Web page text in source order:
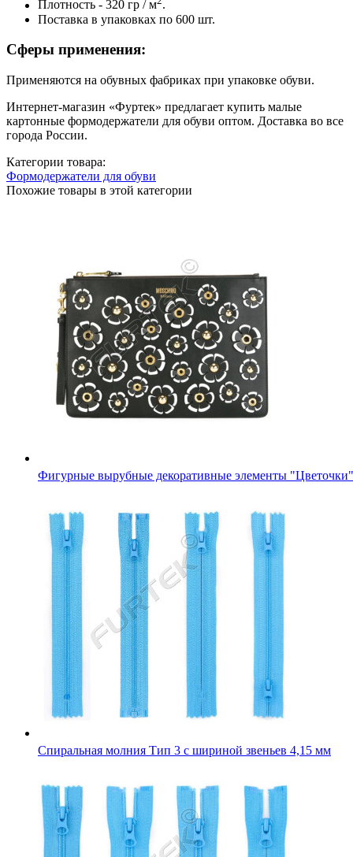
Плотность - 320 гр / м .
Поставка в упаковках по 600 шт.
Сферы применения:
Применяются на обувных фабриках при упаковке обуви.
Интернет-магазин «Фуртек» предлагает купить малые
картонные формодержатели для обуви оптом. Доставка во все
города России.
Категории товара:
Формодержатели для обуви
Похожие товары в этой категории
Фигурные вырубные декоративные элементы "Цветочки"
Спиральная молния Тип 3 с шириной звеньев 4,15 мм